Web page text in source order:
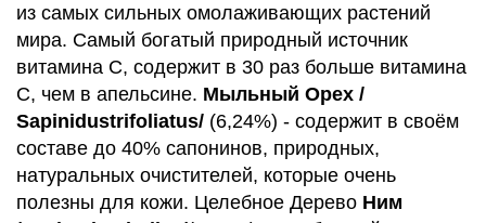
из самых сильных омолаживающих растений
мира. Самый богатый природный источник
витамина С, содержит в 30 раз больше витамина
С, чем в апельсине. Мыльный Орех /
Sapinidustrifoliatus/ (6,24%) - содержит в своём
составе до 40% сапонинов, природных,
натуральных очистителей, которые очень
полезны для кожи. Целебное Дерево Ним